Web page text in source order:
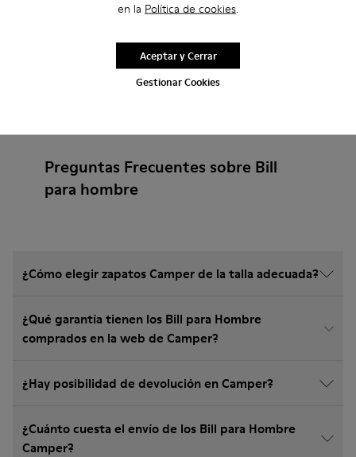
en la Política de cookies.
Gestionar Cookies
Aceptar y Cerrar
Preguntas Frecuentes sobre Bill
para hombre
¿Cómo elegir zapatos Camper de la talla adecuada?
¿Qué garantía tienen los Bill para Hombre
comprados en la web de Camper?
¿Hay posibilidad de devolución en Camper?
¿Cuánto cuesta el envío de los Bill para Hombre
Camper?